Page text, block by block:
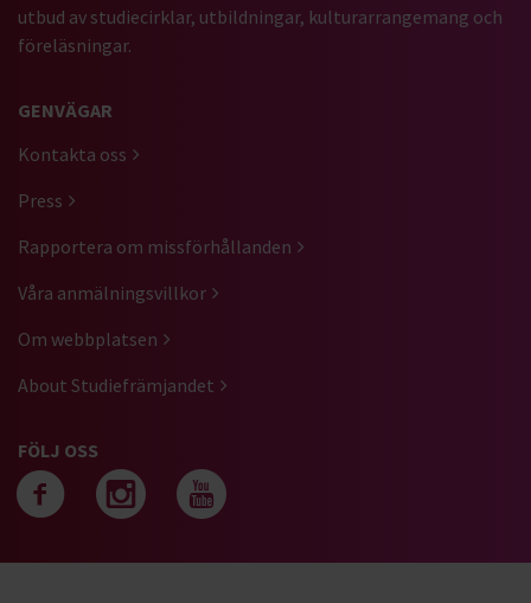
utbud av studiecirklar, utbildningar, kulturarrangemang och
föreläsningar.
GENVÄGAR
Kontakta oss
Press
Rapportera om missförhållanden
Våra anmälningsvillkor
Om webbplatsen
About Studiefrämjandet
FÖLJ OSS
Följ oss på facebook
Följ oss på
Följ oss på